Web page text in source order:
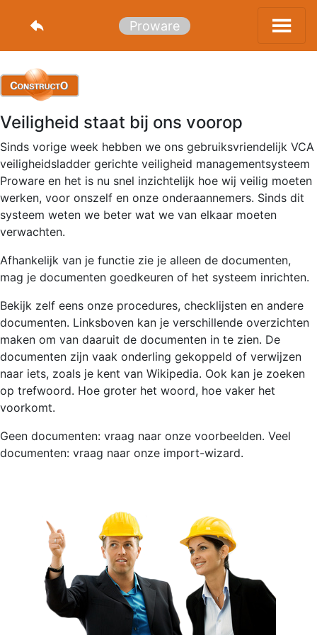
Proware
Veiligheid staat bij ons voorop
Sinds vorige week hebben we ons gebruiksvriendelijk VCA
veiligheidsladder gerichte veiligheid managementsysteem
Proware en het is nu snel inzichtelijk hoe wij veilig moeten
werken, voor onszelf en onze onderaannemers. Sinds dit
systeem weten we beter wat we van elkaar moeten
verwachten.
Afhankelijk van je functie zie je alleen de documenten,
mag je documenten goedkeuren of het systeem inrichten.
Bekijk zelf eens onze procedures, checklijsten en andere
documenten. Linksboven kan je verschillende overzichten
maken om van daaruit de documenten in te zien. De
documenten zijn vaak onderling gekoppeld of verwijzen
naar iets, zoals je kent van Wikipedia. Ook kan je zoeken
op trefwoord. Hoe groter het woord, hoe vaker het
voorkomt.
Geen documenten: vraag naar onze voorbeelden. Veel
documenten: vraag naar onze import-wizard.